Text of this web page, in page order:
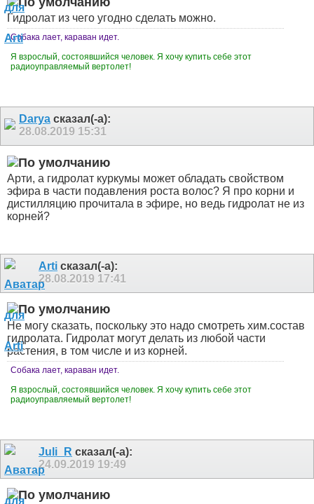
Гидролат из чего угодно сделать можно.
Собака лает, караван идет.
Я взрослый, состоявшийся человек. Я хочу купить себе этот
радиоуправляемый вертолет!
Darya сказал(-а):
28.08.2019 15:31
Арти, а гидролат куркумы может обладать свойством
эфира в части подавления роста волос? Я про корни и
дистилляцию прочитала в эфире, но ведь гидролат не из
корней?
Arti сказал(-а):
28.08.2019 17:41
Не могу сказать, поскольку это надо смотреть хим.состав
гидролата. Гидролат могут делать из любой части
растения, в том числе и из корней.
Собака лает, караван идет.
Я взрослый, состоявшийся человек. Я хочу купить себе этот
радиоуправляемый вертолет!
Juli_R сказал(-а):
24.09.2019 19:49